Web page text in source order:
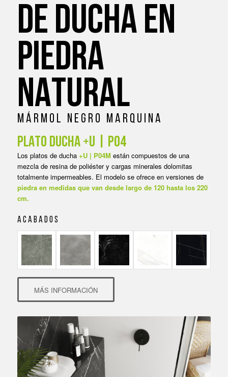
DE DUCHA EN
PIEDRA
NATURAL
M Á R M O L N E G R O M A R Q U I N A
PLATO DUCHA +U | P04
Los platos de ducha +U | P04M están compuestos de una
mezcla de resina de poliéster y cargas minerales dolomitas
totalmente impermeables. El modelo se ofrece en versiones de
piedra en medidas que van desde largo de 120 hasta los 220
cm.
A C A B A D O S
MÁS INFORMACIÓN